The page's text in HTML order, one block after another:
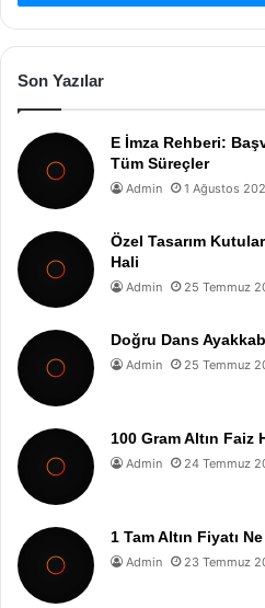
Son Yazılar
E İmza Rehberi:
Tüm Süreçler
Admin 1 Ağustos
Özel Tasarım
Hali
Admin 25 Temmuz
Doğru Dans
Admin 25 Temmuz
100 Gram Altın Faiz
Admin 24 Temmuz
1 Tam Altın Fiyatı
Admin 23 Temmuz